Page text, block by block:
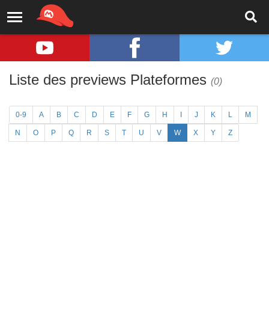
Liste des previews Plateformes (0)
0-9 A B C D E F G H J K L M
N O P Q R S T U V W X Y Z